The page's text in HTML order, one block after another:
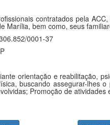
contratados pela
bem como, seus
0001-37
orientação e reabilitação,
buscando assegurar-
Promoção de